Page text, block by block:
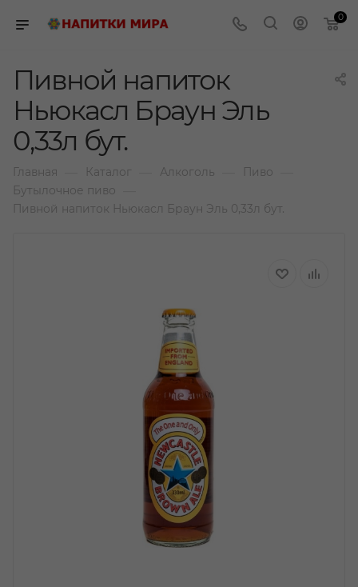
0
Пивной напиток
Ньюкасл Браун Эль
0,33л бут.
Главная Каталог Алкоголь Пиво
Бутылочное пиво
Пивной напиток Ньюкасл Браун Эль 0,33л бут.